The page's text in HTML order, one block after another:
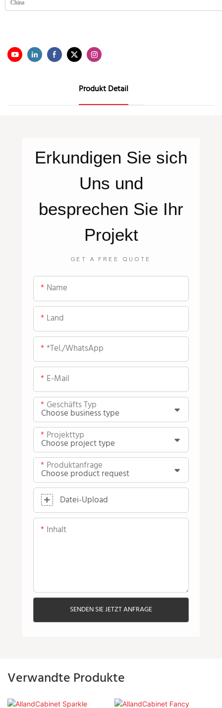
Produkt Detail
Erkundigen Sie sich
Uns und
besprechen Sie Ihr
Projekt
GET A FREE QUOTE
Name
Land
*Tel./WhatsApp
E-Mail
Geschäfts Typ
Projekttyp
Produktanfrage
Datei-Upload
Inhalt
SENDEN SIE JETZT ANFRAGE
Verwandte Produkte